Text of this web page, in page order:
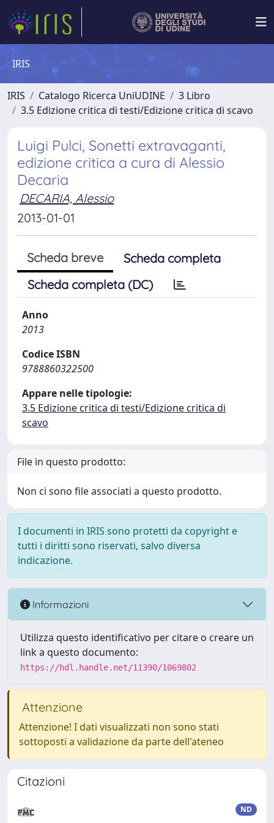
IRIS
IRIS Catalogo Ricerca UniUDINE
3 Libro
3.5 Edizione critica di testi/Edizione critica di scavo
Luigi Pulci, Sonetti extravaganti,
edizione critica a cura di Alessio
Decaria
DECARIA, Alessio
2013-01-01
Scheda breve
Scheda completa
Scheda completa (DC)
Anno
2013
Codice ISBN
9788860322500
Appare nelle tipologie:
3.5 Edizione critica di testi/Edizione critica di
scavo
File in questo prodotto:
Non ci sono file associati a questo prodotto.
I documenti in IRIS sono protetti da copyright e
tutti i diritti sono riservati, salvo diversa
indicazione.
Informazioni
Utilizza questo identificativo per citare o creare un
link a questo documento:
https://hdl.handle.net/11390/1069802
Attenzione
Attenzione! I dati visualizzati non sono stati
sottoposti a validazione da parte dell'ateneo
Citazioni
ND